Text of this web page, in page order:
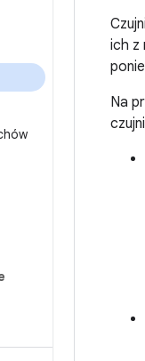
ich z
Na